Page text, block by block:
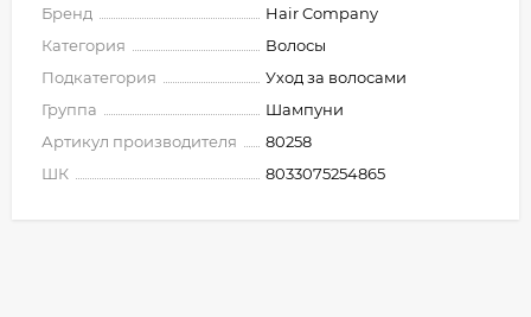
Бренд
Hair Company
Категория
Волосы
Подкатегория
Уход за волосами
Группа
Шампуни
Артикул производителя
80258
ШК
8033075254865